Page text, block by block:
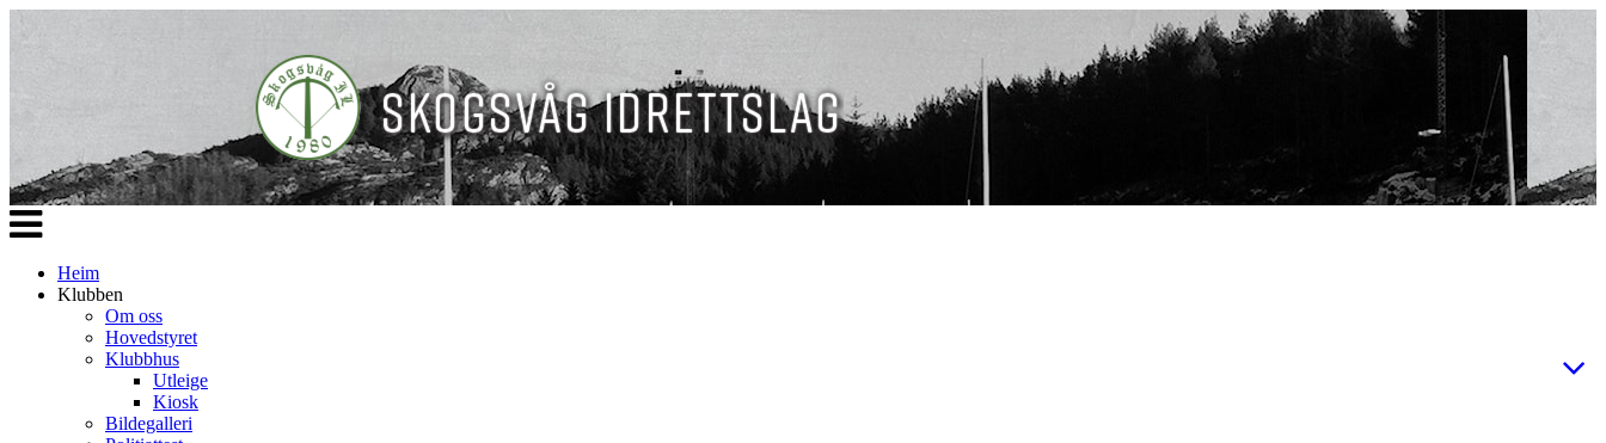
Veksle
navigasjon
Heim
Klubben
Om oss
Hovedstyret
Klubbhus
Utleige
Kiosk
Bildegalleri